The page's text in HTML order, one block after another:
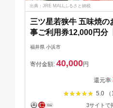
出典：JRE MALLふるさと納税
三ツ星若狭牛 五味焼の
事ご利用券12,000円分
食事券 テイクアウト 焼
和牛 厳選 A-5 等級 ランク
福井県 小浜市
寄付金額: 40,000円
還元率
5.0 （
3サイトで